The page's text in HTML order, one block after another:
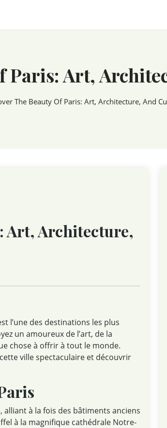
Paris: Art,
The Beauty Of Paris: Art, Architecture, And
Art, Architecture,
l’une des destinations les plus
un amoureux de l’art, de la
chose à offrir à tout le monde.
ville spectaculaire et découvrir
à la fois des bâtiments anciens
à la magnifique cathédrale Notre-